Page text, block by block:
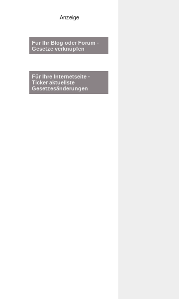
Anzeige
Für Ihr Blog oder Forum -
Gesetze verknüpfen
Für Ihre Internetseite -
Ticker aktuellste
Gesetzesänderungen